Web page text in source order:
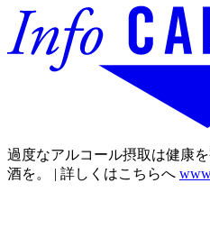
過度なアルコール摂取は健康
酒を。 | 詳しくはこちらへ